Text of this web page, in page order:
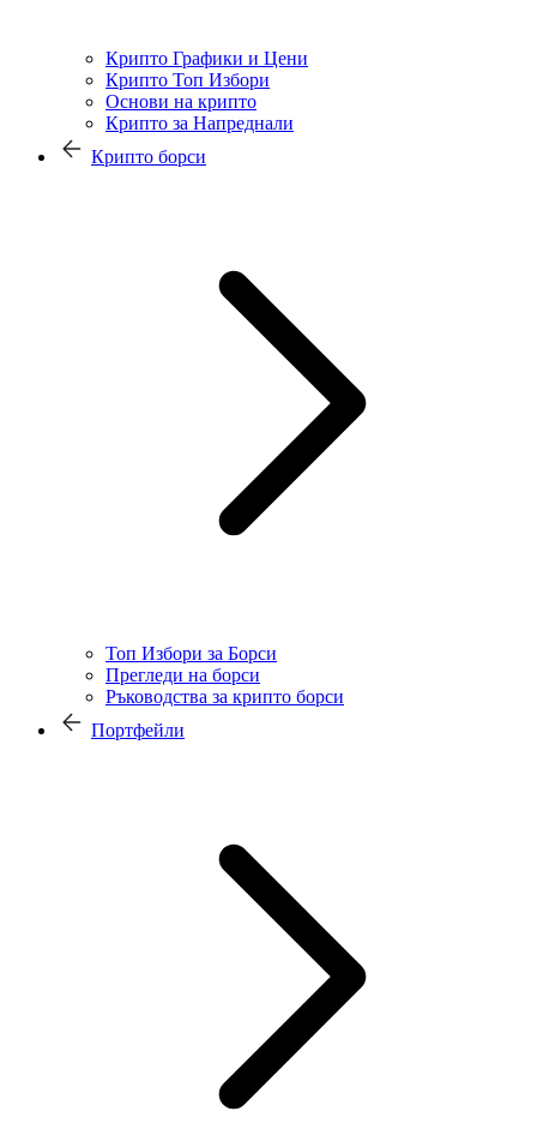
Крипто Графики и Цени
Крипто Топ Избори
Основи на крипто
Крипто за Напреднали
Крипто борси
Топ Избори за Борси
Прегледи на борси
Ръководства за крипто борси
Портфейли